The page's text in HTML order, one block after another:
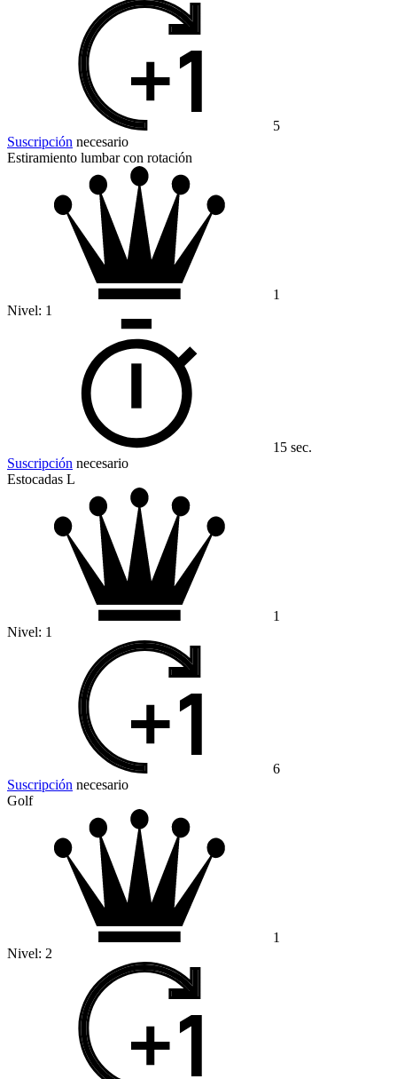
5
Suscripción necesario
Estiramiento lumbar con rotación
1
Nivel: 1
15 sec.
Suscripción necesario
Estocadas L
1
Nivel: 1
6
Suscripción necesario
Golf
1
Nivel: 2